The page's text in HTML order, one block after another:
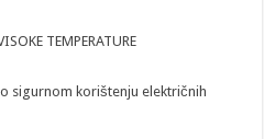
TEMPERATURE
sigurnom korištenju električnih